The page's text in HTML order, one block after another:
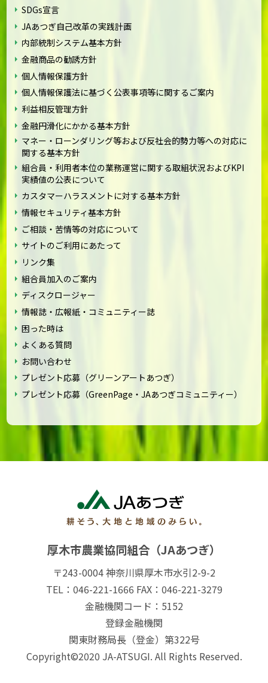
SDGs宣言
JAあつぎ自己改革の実践計画
内部統制システム基本方針
金融商品の勧誘方針
個人情報保護方針
個人情報保護法に基づく公表事項等に関するご案内
利益相反管理方針
金融円滑化にかかる基本方針
マネー・ローンダリング等および反社会的勢力等への対応に
関する基本方針
組合員・利用者本位の業務運営に関する取組状況およびKPI
実績値の公表について
カスタマーハラスメントに対する基本方針
情報セキュリティ基本方針
ご相談・苦情等の対応について
サイトのご利用にあたって
リンク集
組合員加入のご案内
ディスクロージャー
情報誌・広報紙・コミュニティー誌
困った時は
よくある質問
お問い合わせ
プレゼント応募（グリーンアートあつぎ）
プレゼント応募（GreenPage・JAあつぎコミュニティー）
厚木市農業協同組合（JAあつぎ）
〒243-0004 神奈川県厚木市水引2-9-2
TEL：046-221-1666 FAX：046-221-3279
金融機関コード：5152
登録金融機関
関東財務局長（登金）第322号
Copyright©2020 JA-ATSUGI. All Rights Reserved.